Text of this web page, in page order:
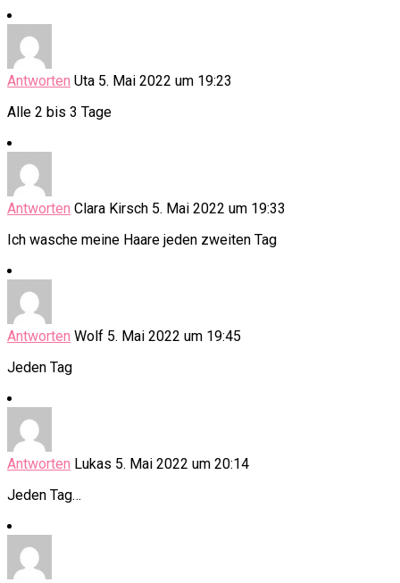
Antworten Uta 5. Mai 2022 um 19:23
Alle 2 bis 3 Tage
Antworten Clara Kirsch 5. Mai 2022 um 19:33
Ich wasche meine Haare jeden zweiten Tag
Antworten Wolf 5. Mai 2022 um 19:45
Jeden Tag
Antworten Lukas 5. Mai 2022 um 20:14
Jeden Tag…